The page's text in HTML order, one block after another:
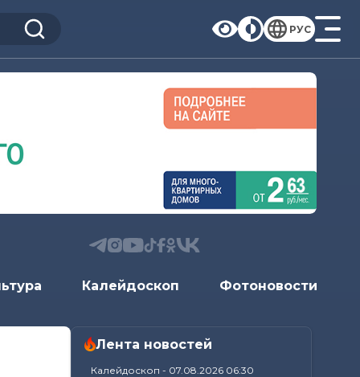
РУС
Калейдоскоп Фотоновости
Лента новостей
Калейдоскоп - 07.08.2026 06:30